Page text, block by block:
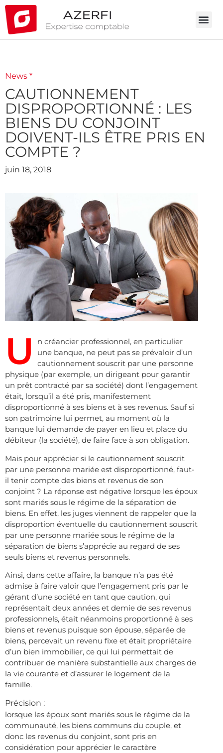
News *
CAUTIONNEMENT
DISPROPORTIONNÉ : LES
BIENS DU CONJOINT
DOIVENT-ILS ÊTRE PRIS EN
COMPTE ?
juin 18, 2018
U
n créancier professionnel, en particulier
une banque, ne peut pas se prévaloir d’un
cautionnement souscrit par une personne
physique (par exemple, un dirigeant pour garantir
un prêt contracté par sa société) dont l’engagement
était, lorsqu’il a été pris, manifestement
disproportionné à ses biens et à ses revenus. Sauf si
son patrimoine lui permet, au moment où la
banque lui demande de payer en lieu et place du
débiteur (la société), de faire face à son obligation.
Mais pour apprécier si le cautionnement souscrit
par une personne mariée est disproportionné, faut-
il tenir compte des biens et revenus de son
conjoint ? La réponse est négative lorsque les époux
sont mariés sous le régime de la séparation de
biens. En effet, les juges viennent de rappeler que la
disproportion éventuelle du cautionnement souscrit
par une personne mariée sous le régime de la
séparation de biens s’apprécie au regard de ses
seuls biens et revenus personnels.
Ainsi, dans cette affaire, la banque n’a pas été
admise à faire valoir que l’engagement pris par le
gérant d’une société en tant que caution, qui
représentait deux années et demie de ses revenus
professionnels, était néanmoins proportionné à ses
biens et revenus puisque son épouse, séparée de
biens, percevait un revenu fixe et était propriétaire
d’un bien immobilier, ce qui lui permettait de
contribuer de manière substantielle aux charges de
la vie courante et d’assurer le logement de la
famille.
Précision :
lorsque les époux sont mariés sous le régime de la
communauté, les biens communs du couple, et
donc les revenus du conjoint, sont pris en
considération pour apprécier le caractère